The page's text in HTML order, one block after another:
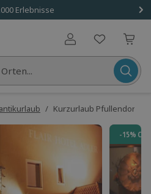
Erlebnisse
Benutzerkonto
/ Kurzurlaub Pfullendorf für
-15%